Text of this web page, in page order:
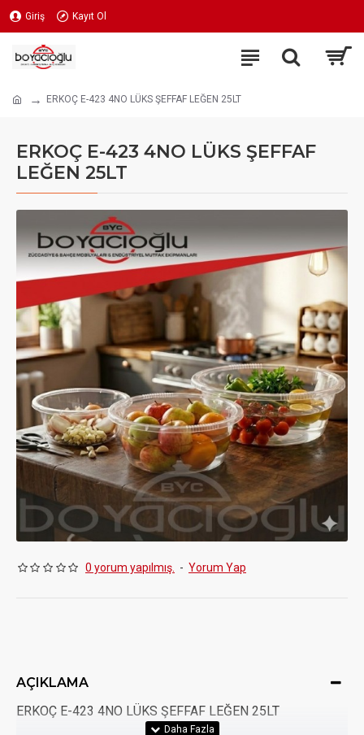
Giriş Kayıt Ol
ERKOÇ E-423 4NO LÜKS ŞEFFAF LEĞEN 25LT
ERKOÇ E-423 4NO LÜKS ŞEFFAF
LEĞEN 25LT
0 yorum yapılmış. - Yorum Yap
AÇIKLAMA
ERKOÇ E-423 4NO LÜKS ŞEFFAF LEĞEN 25LT